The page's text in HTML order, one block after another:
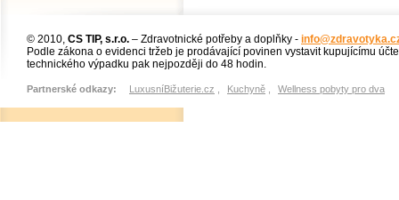
© 2010, CS TIP, s.r.o. – Zdravotnické potřeby a doplňky -
Podle zákona o evidenci tržeb je prodávající povinen vystavit kupujícímu
technického výpadku pak nejpozději do 48 hodin.
Partnerské odkazy: LuxusníBižuterie.cz Kuchyně Wellness pobyty pro dva